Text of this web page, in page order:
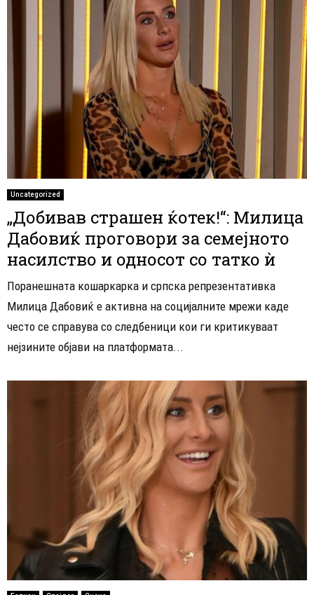
Uncategorized
„Добивав страшен ќотек!“: Милица
Дабовиќ проговори за семејното
насилство и односот со татко ѝ
Поранешната кошаркарка и српска репрезентативка
Милица Дабовиќ е активна на социјалните мрежи каде
често се справува со следбеници кои ги критикуваат
нејзините објави на платформата...